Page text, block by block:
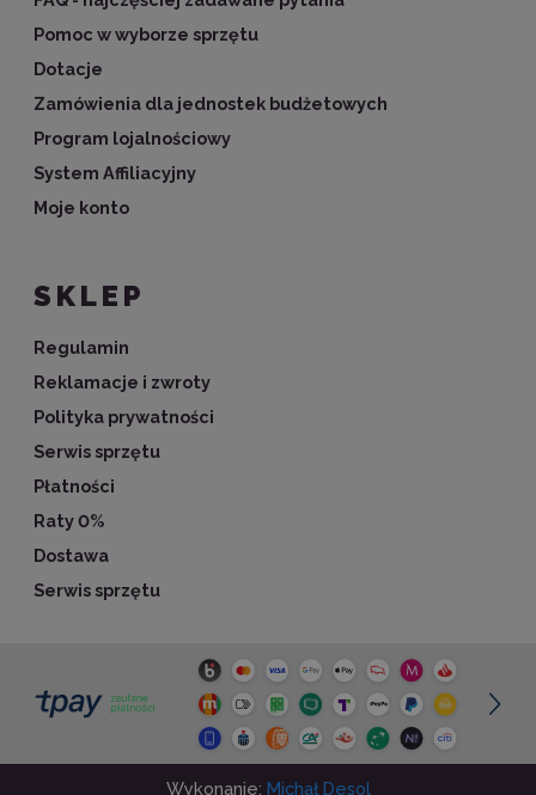
Pomoc w wyborze sprzętu
Dotacje
Zamówienia dla jednostek budżetowych
Program lojalnościowy
System Affiliacyjny
Moje konto
SKLEP
Regulamin
Reklamacje i zwroty
Polityka prywatności
Serwis sprzętu
Płatności
Raty 0%
Dostawa
Serwis sprzętu
Wykonanie: Michał Desol